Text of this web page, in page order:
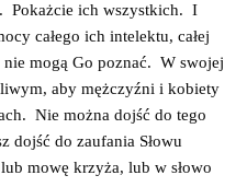
Pokażcie ich wszystkich. I
całego ich intelektu, całej
mogą Go poznać. W swojej
aby mężczyźni i kobiety
Nie można dojść do tego
dojść do zaufania Słowu
mowę krzyża, lub w słowo